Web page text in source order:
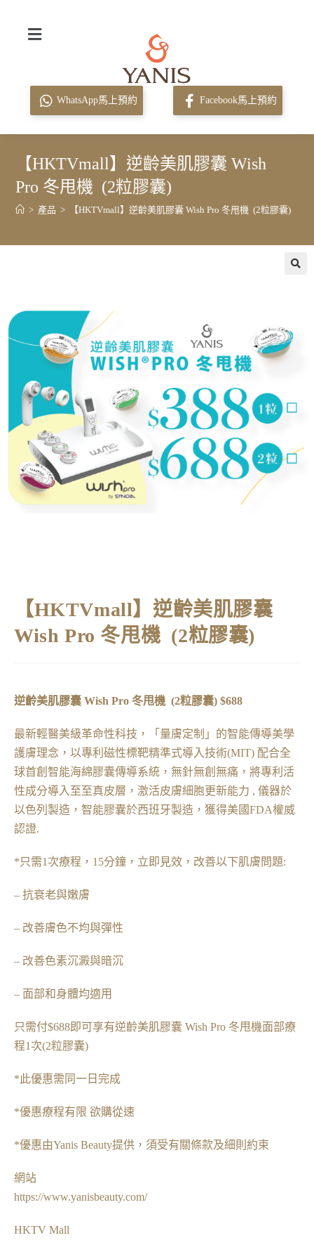
WhatsApp馬上預約 Facebook馬上預約
【HKTVmall】逆齡美肌膠囊 Wish
Pro 冬甩機 (2粒膠囊)
> 產品 > 【HKTVmall】逆齡美肌膠囊 Wish Pro 冬甩機 (2粒膠囊)
【HKTVmall】逆齡美肌膠囊
Wish Pro 冬甩機 (2粒膠囊)
逆齡美肌膠囊 Wish Pro 冬甩機 (2粒膠囊) $688
最新輕醫美級革命性科技，「量膚定制」的智能傳導美學
護膚理念，以專利磁性標靶精準式導入技術(MIT) 配合全
球首創智能海綿膠囊傳導系統，無針無創無痛，將專利活
性成分導入至至真皮層，激活皮膚細胞更新能力 , 儀器於
以色列製造，智能膠囊於西班牙製造，獲得美國FDA權威
認證.
*只需1次療程，15分鐘，立即見效，改善以下肌膚問題:
– 抗衰老與嫩膚
– 改善膚色不均與彈性
– 改善色素沉澱與暗沉
– 面部和身體均適用
只需付$688即可享有逆齡美肌膠囊 Wish Pro 冬甩機面部療
程1次(2粒膠囊)
*此優惠需同一日完成
*優惠療程有限 欲購從速
*優惠由Yanis Beauty提供，須受有關條款及細則約束
網站
https://www.yanisbeauty.com/
HKTV Mall